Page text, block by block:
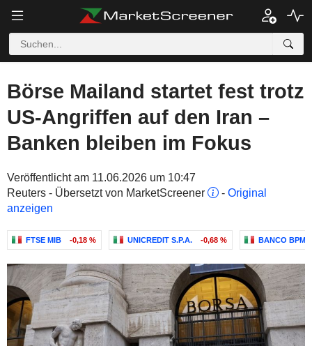
Börse Mailand startet fest trotz
US-Angriffen auf den Iran –
Banken bleiben im Fokus
Veröffentlicht am 11.06.2026 um 10:47
Reuters - Übersetzt von MarketScreener
- Original
anzeigen
FTSE MIB -0,18 % UNICREDIT S.P.A. -0,68 % BANCO BPM